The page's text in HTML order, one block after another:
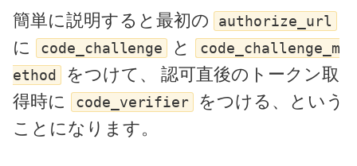
簡単に説明すると最初の authorize_url
に code_challenge と code_challenge_m
ethod をつけて、 認可直後のトークン取
得時に
code_verifier
をつける、という
ことになります。